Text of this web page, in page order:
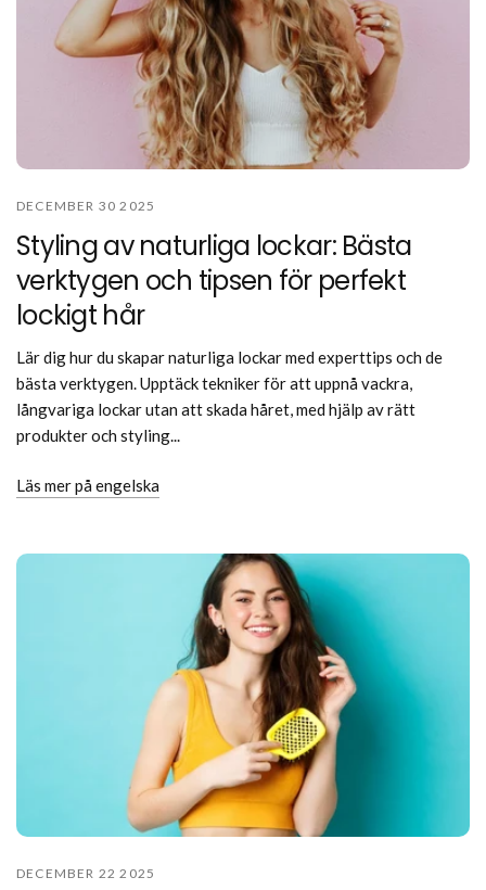
DECEMBER 30 2025
Styling av naturliga lockar: Bästa
verktygen och tipsen för perfekt
lockigt hår
Lär dig hur du skapar naturliga lockar med experttips och de
bästa verktygen. Upptäck tekniker för att uppnå vackra,
långvariga lockar utan att skada håret, med hjälp av rätt
produkter och styling...
Läs mer på engelska
DECEMBER 22 2025